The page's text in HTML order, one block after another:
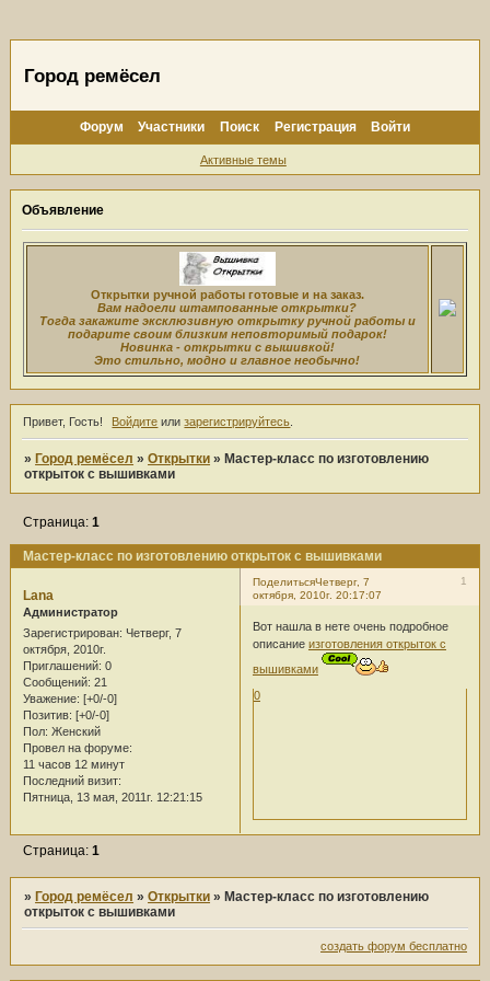
Город ремёсел
Форум Участники Поиск Регистрация Войти
Активные темы
Объявление
Открытки ручной работы готовые и на заказ.
Вам надоели штампованные открытки?
Тогда закажите эксклюзивную открытку ручной работы и
подарите своим близким неповторимый подарок!
Новинка - открытки с вышивкой!
Это стильно, модно и главное необычно!
Привет, Гость! Войдите илизарегистрируйтесь
»Город ремёсел »Открытки »Мастер-класс по изготовлению
открыток с вышивками
Мастер-класс по изготовлению открыток с вышивками
Страница:1
Поделиться 1
Четверг, 7
октября, 2010г. 20:17:07
Lana
Администратор
Зарегистрирован: Четверг, 7
октября, 2010г.
Приглашений: 0
Сообщений: 21
Уважение: [+0/-0]
Позитив: [+0/-0]
Пол: Женский
Провел на форуме:
11 часов 12 минут
Последний визит:
Пятница, 13 мая, 2011г. 12:21:15
Вот нашла в нете очень подробное
описание изготовления открыток с
вышивками
0
Страница:1
»Город ремёсел »Открытки »Мастер-класс по изготовлению
открыток с вышивками
создать форум бесплатно